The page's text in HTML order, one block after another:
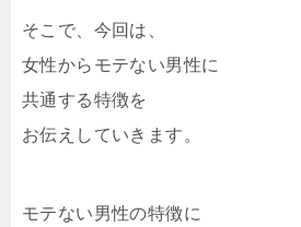
そこで、今回は、
女性からモテない男性に
共通する特徴を
お伝えしていきます。
モテない男性の特徴に